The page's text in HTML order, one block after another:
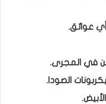
عوائق.
في المجرى.
الصودا.